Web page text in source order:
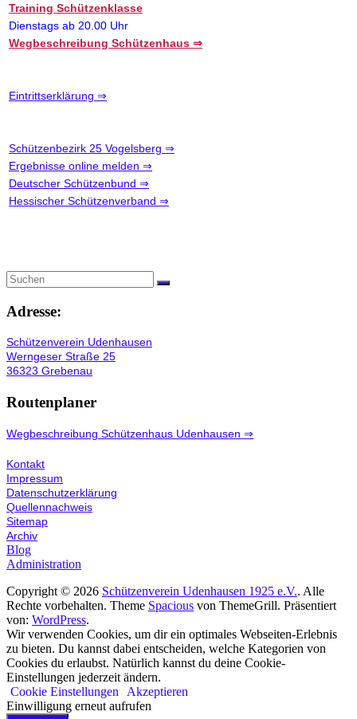
Training Schützenklasse
Dienstags ab 20.00 Uhr
Wegbeschreibung Schützenhaus ⇒
Eintrittserklärung ⇒
Schützenbezirk 25 Vogelsberg ⇒
Ergebnisse online melden ⇒
Deutscher Schützenbund ⇒
Hessischer Schützenverband ⇒
Adresse:
Schützenverein Udenhausen
Werngeser Straße 25
36323 Grebenau
Routenplaner
Wegbeschreibung Schützenhaus Udenhausen ⇒
Kontakt
Impressum
Datenschutzerklärung
Quellennachweis
Sitemap
Archiv
Blog
Administration
Copyright © 2026 Schützenverein Udenhausen 1925 e.V.. Alle
Rechte vorbehalten. Theme Spacious von ThemeGrill. Präsentiert
von: WordPress.
Wir verwenden Cookies, um dir ein optimales Webseiten-Erlebnis
zu bieten. Du kannst dabei entscheiden, welche Kategorien von
Cookies du erlaubst. Natürlich kannst du deine Cookie-
Einstellungen jederzeit ändern.
Cookie Einstellungen
Akzeptieren
Einwilligung erneut aufrufen